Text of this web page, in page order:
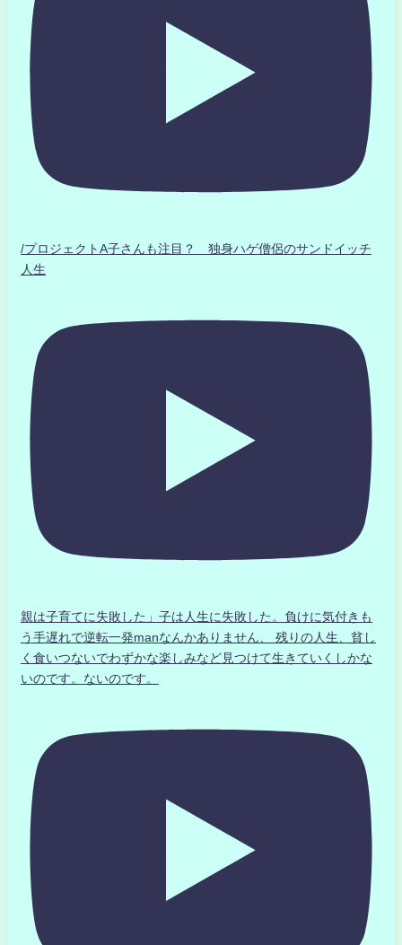
/プロジェクトA子さんも注目？ 独身ハゲ僧侶のサンドイッチ
人生
親は子育てに失敗した」子は人生に失敗した。負けに気付きも
う手遅れで逆転一発manなんかありません、 残りの人生、貧し
く食いつないでわずかな楽しみなど見つけて生きていくしかな
いのです。ないのです。